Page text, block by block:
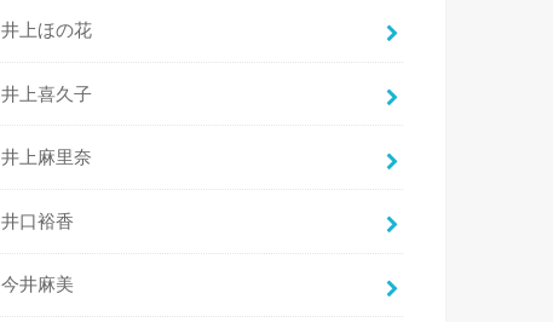
井上ほの花
井上喜久子
井上麻里奈
井口裕香
今井麻美